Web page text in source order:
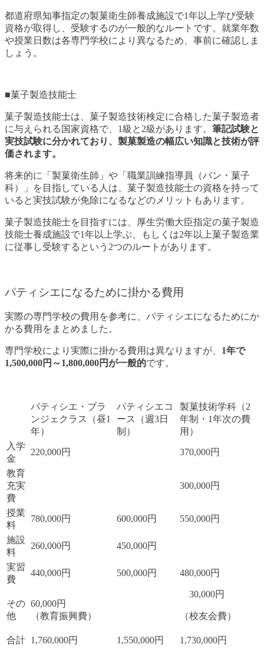
都道府県知事指定の製菓衛生師養成施設で1年以上学び受験
資格が取得し、受験するのが一般的なルートです。就業年数
や授業日数は各専門学校により異なるため、事前に確認しま
しょう。
■菓子製造技能士
菓子製造技能士は、菓子製造技術検定に合格した菓子製造者
に与えられる国家資格で、1級と2級があります。 筆記試験と
実技試験に分かれており、製菓製造の幅広い知識と技術が評
価されます。
将来的に「製菓衛生師」や「職業訓練指導員（パン・菓子
科）」を目指している人は、菓子製造技能士の資格を持って
いると実技試験が免除になるなどのメリットもあります。
菓子製造技能士を目指すには、厚生労働大臣指定の菓子製造
技能士養成施設で1年以上学ぶ、もしくは2年以上菓子製造業
に従事し受験するという2つのルートがあります。
パティシエになるために掛かる費用
実際の専門学校の費用を参考に、パティシエになるためにか
かる費用をまとめました。
専門学校により実際に掛かる費用は異なりますが、 1年で
1,500,000円～1,800,000円が一般的です。
パティシエ・ブラ
ンジェクラス（昼1
年）
パティシエコ
ース（週3日
制）
製菓技術学科（2
年制・1年次の費
用）
入学
金
220,000円 370,000円
教育
充実
費
300,000円
授業
料
780,000円 600,000円 550,000円
施設
料
260,000円 450,000円
実習
費
440,000円 500,000円 480,000円
その
他
60,000円
（教育振興費）
30,000円
（校友会費）
合計 1,760,000円 1,550,000円 1,730,000円